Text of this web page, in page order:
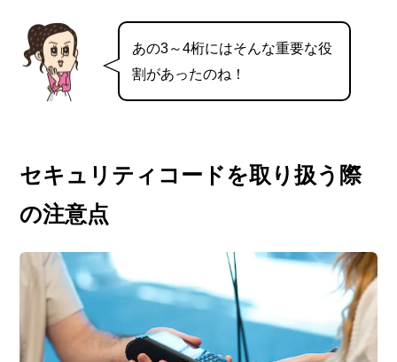
あの3～4桁にはそんな重要な役
割があったのね！
セキュリティコードを取り扱う際
の注意点